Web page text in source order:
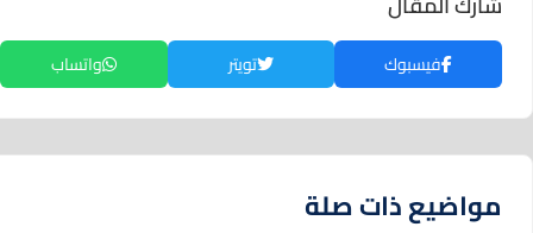
فيسبوك تويتر واتساب
مواضيع ذات صلة